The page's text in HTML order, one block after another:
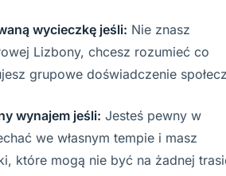
wycieczkę jeśli: Nie znasz
Lizbony, chcesz rozumieć co
grupowe doświadczenie
wynajem jeśli: Jesteś pewny w
we własnym tempie i masz
które mogą nie być na żadnej